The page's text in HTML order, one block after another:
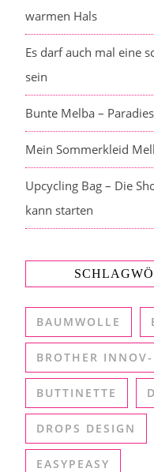
warmen Hals
Es darf auch mal eine
sein
Bunte Melba –
Mein Sommerkleid
Upcycling Bag – Die
kann starten
BAUMWOLLE
BROTHER
BUTTINETTE
DROPS DESIGN
EASYPEASY